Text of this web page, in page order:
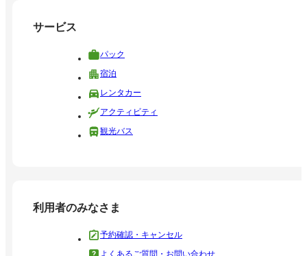
サービス
パック
宿泊
レンタカー
アクティビティ
観光バス
利用者のみなさま
予約確認・キャンセル